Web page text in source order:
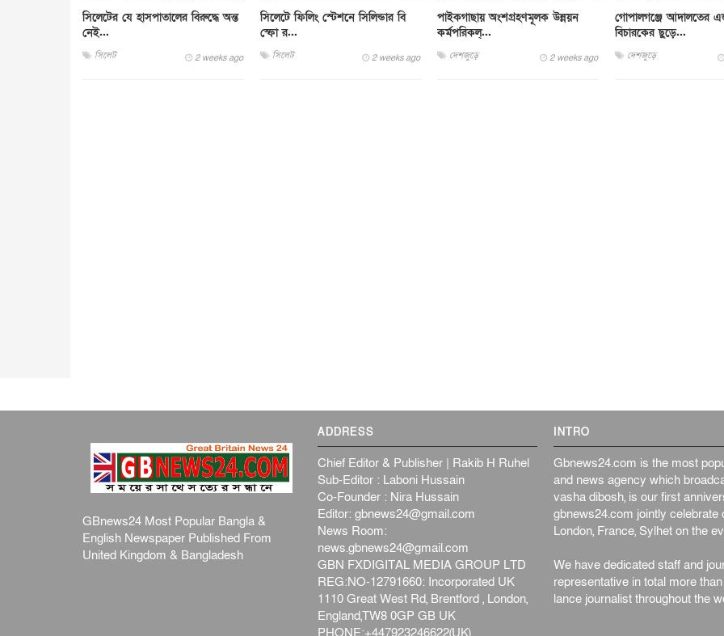
সিলেটের যে হাসপাতালের বিরুদ্ধে অন্ত
নেই...
সিলেট 2 weeks ago
সিলেটে ফিলিং স্টেশনে সিলিন্ডার বি
স্ফো র...
সিলেট 2 weeks ago
পাইকগাছায় অংশগ্রহণমূলক উন্নয়ন
কর্মপরিকল্...
দেশজুড়ে 2 weeks ago
গোপালগঞ্জে আদালতের
বিচারকের ছুড়ে...
দেশজুড়ে
GBnews24 Most Popular Bangla &
English Newspaper Published From
United Kingdom & Bangladesh
ADDRESS
Chief Editor & Publisher | Rakib H Ruhel
Sub-Editor : Laboni Hussain
Co-Founder : Nira Hussain
Editor:gbnews24@gmail.com
News Room:
news.gbnews24@gmail.com
GBN FXDIGITAL MEDIA GROUP LTD
REG:NO-12791660: Incorporated UK
1110 Great West Rd, Brentford , London,
England,TW8 0GP GB UK
INTRO
Gbnews24.com is the most
and news agency which
vasha dibosh, is our first
gbnews24.com jointly
London, France, Sylhet on the
We have dedicated staff and
representative in total more
lance journalist throughout the